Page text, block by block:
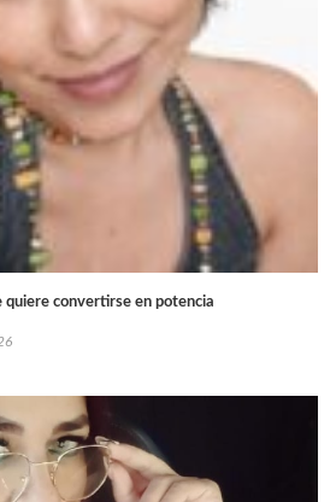
quiere convertirse en potencia